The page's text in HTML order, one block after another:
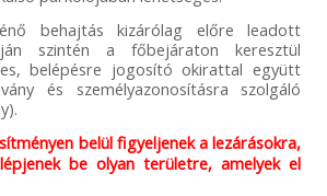
behajtás kizárólag előre leadott
szintén a főbejáraton keresztül
belépésre jogosító okirattal együtt
és személyazonosításra szolgáló
belül figyeljenek a lezárásokra,
be olyan területre, amelyek el